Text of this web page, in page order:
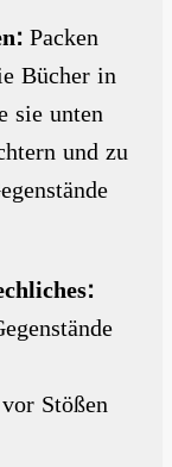
Packen
Bücher in
sie unten
und zu
Stößen